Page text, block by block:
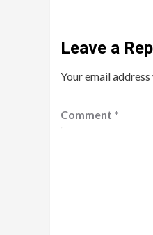
Leave a
Your email
Comment *